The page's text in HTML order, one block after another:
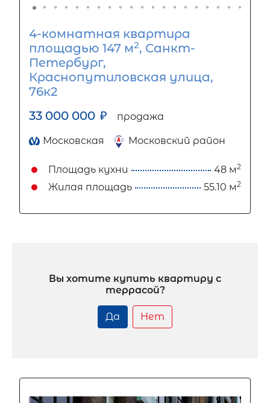
4-комнатная квартира
площадью 147 м2, Санкт-
Петербург,
Краснопутиловская улица,
76к2
33 000 000 ₽ продажа
Московская Московский район
Площадь кухни 48 м2
Жилая площадь 55.10 м2
Вы хотите купить квартиру с
террасой?
Да Нет